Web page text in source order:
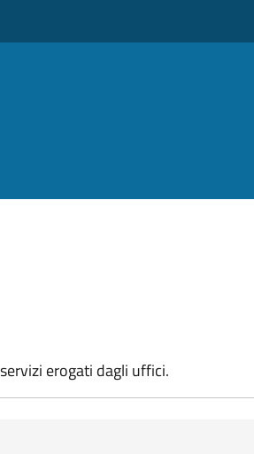
erogati dagli uffici.